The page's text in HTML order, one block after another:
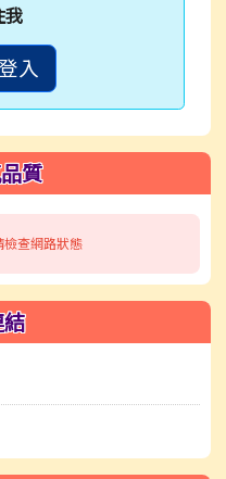
我
入
質
查網路狀態